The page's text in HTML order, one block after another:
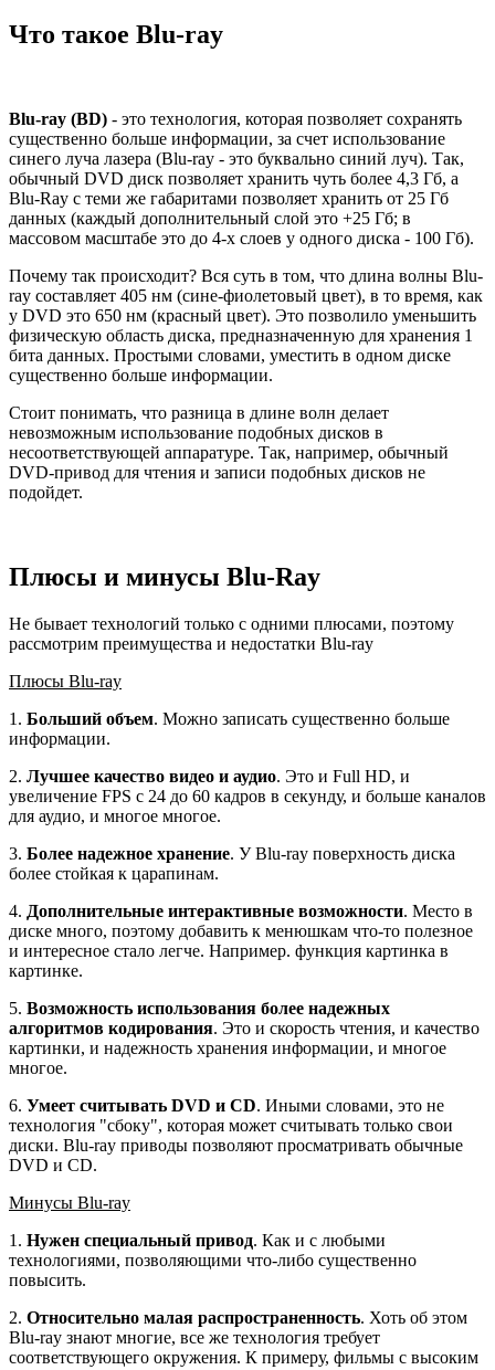
Что такое Blu-ray
Blu-ray (BD) - это технология, которая позволяет сохранять
существенно больше информации, за счет использование
синего луча лазера (Blu-ray - это буквально синий луч). Так,
обычный DVD диск позволяет хранить чуть более 4,3 Гб, а
Blu-Ray с теми же габаритами позволяет хранить от 25 Гб
данных (каждый дополнительный слой это +25 Гб; в
массовом масштабе это до 4-х слоев у одного диска - 100 Гб).
Почему так происходит? Вся суть в том, что длина волны Blu-
ray составляет 405 нм (сине-фиолетовый цвет), в то время, как
у DVD это 650 нм (красный цвет). Это позволило уменьшить
физическую область диска, предназначенную для хранения 1
бита данных. Простыми словами, уместить в одном диске
существенно больше информации.
Стоит понимать, что разница в длине волн делает
невозможным использование подобных дисков в
несоответствующей аппаратуре. Так, например, обычный
DVD-привод для чтения и записи подобных дисков не
подойдет.
Плюсы и минусы Blu-Ray
Не бывает технологий только с одними плюсами, поэтому
рассмотрим преимущества и недостатки Blu-ray
Плюсы Blu-ray
1. Больший объем. Можно записать существенно больше
информации.
2. Лучшее качество видео и аудио. Это и Full HD, и
увеличение FPS с 24 до 60 кадров в секунду, и больше каналов
для аудио, и многое многое.
3. Более надежное хранение. У Blu-ray поверхность диска
более стойкая к царапинам.
4. Дополнительные интерактивные возможности. Место в
диске много, поэтому добавить к менюшкам что-то полезное
и интересное стало легче. Например. функция картинка в
картинке.
5. Возможность использования более надежных
алгоритмов кодирования. Это и скорость чтения, и качество
картинки, и надежность хранения информации, и многое
многое.
6. Умеет считывать DVD и CD. Иными словами, это не
технология "сбоку", которая может считывать только свои
диски. Blu-ray приводы позволяют просматривать обычные
DVD и CD.
Минусы Blu-ray
1. Нужен специальный привод. Как и с любыми
технологиями, позволяющими что-либо существенно
повысить.
2. Относительно малая распространенность. Хоть об этом
Blu-ray знают многие, все же технология требует
соответствующего окружения. К примеру, фильмы с высоким